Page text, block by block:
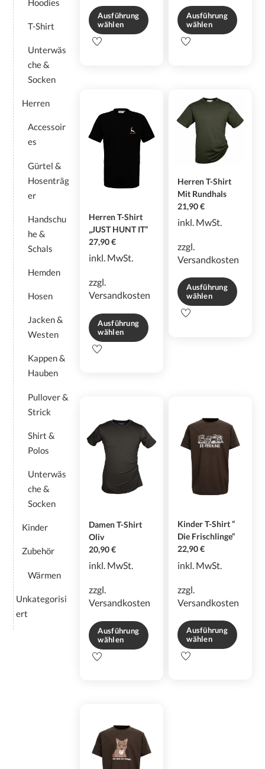
Ausführung
wählen
Dieses
Die
Optionen
können
Produktseite
Ausführung
wählen
Dieses
auf.
Die
Optionen
können
Produktseite
gewählt
werden
Herren T-Shirt
„JUST HUNT IT“
27,90€
inkl. MwSt.
zzgl.
Versandkosten
Ausführung
wählen
Dieses
Die
Optionen
können
Produktseite
Herren T-Shirt
Mit Rundhals
21,90€
inkl. MwSt.
zzgl.
Versandkosten
Ausführung
wählen
Dieses
können
auf
der
Produktseite
gewählt
werden
Damen T-Shirt
Oliv
20,90€
inkl. MwSt.
zzgl.
Versandkosten
Ausführung
wählen
Dieses
Die
Optionen
können
Kinder T-Shirt “
Die Frischlinge“
22,90€
inkl. MwSt.
zzgl.
Versandkosten
Ausführung
wählen
Dieses
T-Shirt
Unterwäs
che &
Socken
Herren
Accessoir
es
Gürtel &
Hosenträg
er
Handschu
he &
Schals
Hemden
Hosen
Jacken &
Westen
Kappen &
Hauben
Pullover &
Strick
Shirt &
Polos
Unterwäs
che &
Socken
Kinder
Zubehör
Wärmen
Unkategorisi
ert